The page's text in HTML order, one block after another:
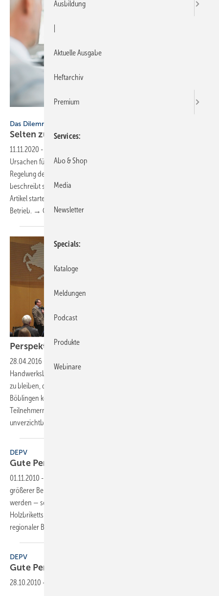
Bild: iStock / Getty Images Plus / Ridofranz
Das Dilemma mit der Betriebsübergabe
Selten zu früh, aber fast immer zu
11.11.2020 -
Ursachen für die vielerorts vorherrschende Tatenlosigkeit bei der
Regelung der Unternehmensnachfolge im Handwerk. Der Beitrag
beschreibt sie und zeigt, wie sie überwunden werden. Mit diesem
Artikel startet die SBZ eine neue Serie zum Thema Nachfolge im SHK-
Betrieb. → ChristianBräuer
Perspektivenaufgezeigt
28.04.2016
Handwerksbetrieb die richtigen sind, um zukünftig wettbewerbsfähig
zu bleiben, darauf vermochte eine Veranstaltung der Innung Stuttgart-
Böblingen keine konkrete Antwort zu geben. Aber klar war vielen
Teilnehmern auf jeden Fall eines: Eine sichtbare Positionierung ist
unverzichtbar.
DEPV
Gute Perspektiven für
01.11.2010 -
größerer Beliebtheit, nun müssen Qualitätsstandards festgelegt
werden — so lautet das Fazit der Fachgruppentagung der Fachgruppe
Holzbriketts im Deutschen Energieholz- und Pellet-Verband DEPV. Als
regionaler Brennstoff ist die Qualitätsfrage
DEPV
Gute Perspektiven für
28.10.2010 -
Ausbildung
Aktuelle Ausgabe
Heftarchiv
Premium
Services
Abo & Shop
Media
Newsletter
Specials
Kataloge
Meldungen
Podcast
Produkte
Webinare